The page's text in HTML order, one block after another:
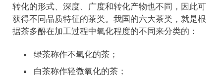
转化的形式、深度、广度和转化产物也不同，因此可
获得不同品质特征的茶类。我国的六大茶类，就是根
据茶多酚在加工过程中氧化程度的不同来分类的：
绿茶称作不氧化的茶；
白茶称作轻微氧化的茶；